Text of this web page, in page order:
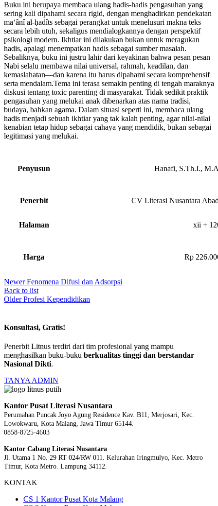
Buku ini berupaya membaca ulang hadis-hadis pengasuhan yang
sering kali dipahami secara rigid, dengan menghadirkan pendekatan
ma‘ânî al-ḥadîts sebagai perangkat untuk menelusuri makna teks
secara lebih utuh, sekaligus mendialogkannya dengan perspektif
psikologi modern. Ikhtiar ini dilakukan bukan untuk meragukan
hadis, apalagi menempatkan hadis sebagai sumber masalah.
Sebaliknya, buku ini justru lahir dari keyakinan bahwa pesan pesan
Nabi selalu membawa nilai universal, rahmah, keadilan, dan
kemaslahatan—dan karena itu harus dipahami secara komprehensif
serta mendalam.Tema ini terasa semakin penting di tengah maraknya
diskusi tentang toxic parenting di masyarakat. Tidak sedikit praktik
pengasuhan yang melukai anak dibenarkan atas nama tradisi,
budaya, bahkan agama. Dalam situasi seperti ini, membaca ulang
hadis menjadi sebuah ikhtiar yang tak kalah penting, agar nilai-nilai
kenabian tetap hidup sebagai cahaya yang mendidik, bukan sebagai
legitimasi yang melukai.
Penyusun Hanafi, S.Th.I.,
Penerbit CV Literasi Nusantara
Halaman xii +
Harga Rp
Newer Fenomena Difusi dan Adsorpsi
Back to list
Older Profesi Kependidikan
Konsultasi, Gratis!
Penerbit Litnus terdiri dari tim profesional yang mampu
menghasilkan buku-buku berkualitas tinggi dan berstandar
Nasional Dikti.
TANYA ADMIN
Kantor Pusat Literasi Nusantara
Perumahan Puncak Joyo Agung Residence Kav. B11, Merjosari, Kec.
Lowokwaru, Kota Malang, Jawa Timur 65144.
0858-8725-4603
Kantor Cabang Literasi Nusantara
Jl. Utama 1 No. 29 RT 024/RW 011. Kelurahan Iringmulyo, Kec. Metro
Timur, Kota Metro. Lampung 34112.
KONTAK
CS 1 Kantor Pusat Kota Malang